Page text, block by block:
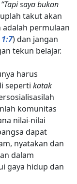
“Tapi saya bukan
takut akan
adalah permulaan
) dan jangan
tekun belajar.
harus
seperti katak
komunitas
nilai-nilai
dapat
nyatakan dan
dalam
gaya hidup dan